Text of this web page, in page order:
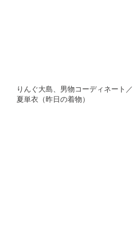
りんぐ大島、男物コーディネート／
夏単衣（昨日の着物）